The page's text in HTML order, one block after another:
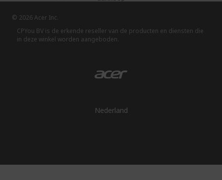
© 2026 Acer Inc.
CPYou BV is de erkende reseller van de producten en diensten die
in deze winkel worden aangeboden.
Nederland